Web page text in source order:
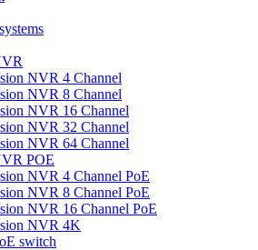
NVR 4 Channel
NVR 8 Channel
NVR 16 Channel
NVR 32 Channel
NVR 64 Channel
POE
NVR 4 Channel PoE
NVR 8 Channel PoE
NVR 16 Channel PoE
NVR 4K
switch